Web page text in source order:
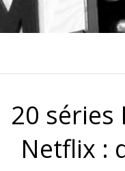
20 séries
Netflix :